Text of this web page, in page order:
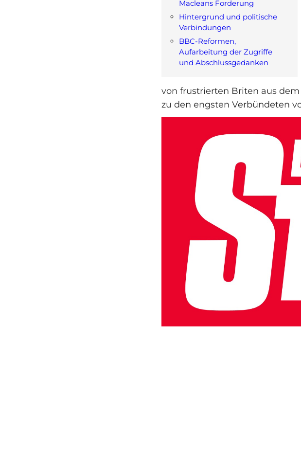
Macleans Forderung
Hintergrund und politische
Verbindungen
BBC-Reformen,
Aufarbeitung der Zugriffe
und Abschlussgedanken
von frustrierten Briten aus
zu den engsten Verbündeten